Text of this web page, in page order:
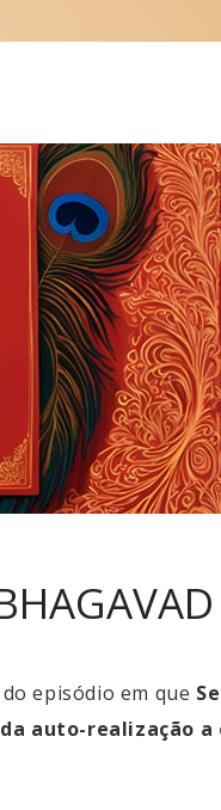
episódio em que
auto-realização